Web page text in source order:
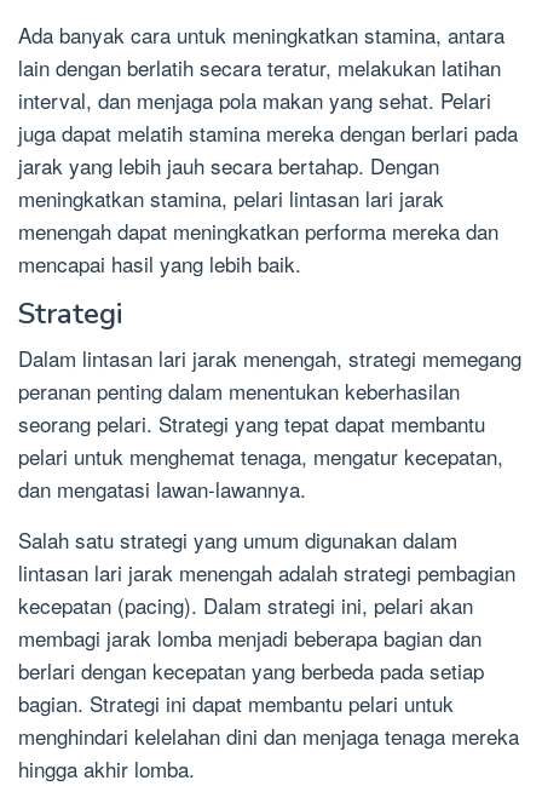
Ada banyak cara untuk meningkatkan stamina, antara
lain dengan berlatih secara teratur, melakukan latihan
interval, dan menjaga pola makan yang sehat. Pelari
juga dapat melatih stamina mereka dengan berlari pada
jarak yang lebih jauh secara bertahap. Dengan
meningkatkan stamina, pelari lintasan lari jarak
menengah dapat meningkatkan performa mereka dan
mencapai hasil yang lebih baik.
Strategi
Dalam lintasan lari jarak menengah, strategi memegang
peranan penting dalam menentukan keberhasilan
seorang pelari. Strategi yang tepat dapat membantu
pelari untuk menghemat tenaga, mengatur kecepatan,
dan mengatasi lawan-lawannya.
Salah satu strategi yang umum digunakan dalam
lintasan lari jarak menengah adalah strategi pembagian
kecepatan (pacing). Dalam strategi ini, pelari akan
membagi jarak lomba menjadi beberapa bagian dan
berlari dengan kecepatan yang berbeda pada setiap
bagian. Strategi ini dapat membantu pelari untuk
menghindari kelelahan dini dan menjaga tenaga mereka
hingga akhir lomba.